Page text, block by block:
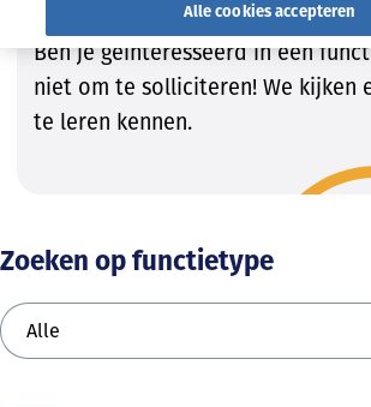
kandidaten om onze teams te
Ben je geïnteresseerd in een
niet om te solliciteren! We kijken
te leren kennen.
Zoeken op functietype
Alle cookies accepteren